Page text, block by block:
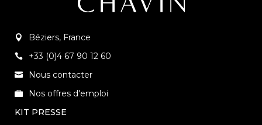
Béziers, France
+33 (0)4 67 90 12 60
Nous contacter
Nos offres d'emploi
KIT PRESSE